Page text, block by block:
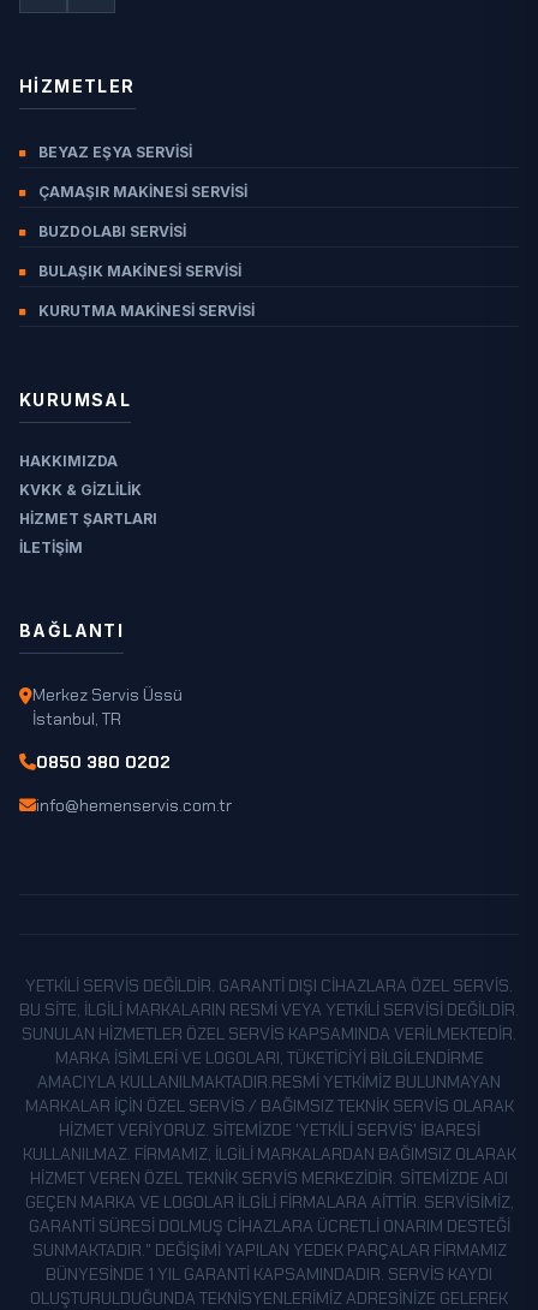
TAHTANI
YUNUSEMRE
ZIRAAT
HIZMETLER
BEYAZ EŞYA SERVISI
ÇAMAŞIR MAKINESI SERVISI
BUZDOLABI SERVISI
BULAŞIK MAKINESI SERVISI
KURUTMA MAKINESI SERVISI
KURUMSAL
HAKKIMIZDA
KVKK & GIZLILIK
HIZMET ŞARTLARI
İLETIŞIM
BAĞLANTI
Merkez Servis Üssü
İstanbul, TR
0850 380 0202
info@hemenservis.com.tr
YETKILI SERVIS DEĞILDIR. GARANTI DIŞI CIHAZLARA ÖZEL SERVIS.
BU SITE, ILGILI MARKALARIN RESMI VEYA YETKILI SERVISI DEĞILDIR.
SUNULAN HIZMETLER ÖZEL SERVIS KAPSAMINDA VERILMEKTEDIR.
MARKA ISIMLERI VE LOGOLARI, TÜKETICIYI BILGILENDIRME
AMACIYLA KULLANILMAKTADIR.RESMI YETKIMIZ BULUNMAYAN
MARKALAR IÇIN ÖZEL SERVIS / BAĞIMSIZ TEKNIK SERVIS OLARAK
HIZMET VERIYORUZ. SITEMIZDE 'YETKILI SERVIS' IBARESI
KULLANILMAZ. FIRMAMIZ, ILGILI MARKALARDAN BAĞIMSIZ OLARAK
HIZMET VEREN ÖZEL TEKNIK SERVIS MERKEZIDIR. SITEMIZDE ADI
GEÇEN MARKA VE LOGOLAR ILGILI FIRMALARA AITTIR. SERVISIMIZ,
GARANTI SÜRESI DOLMUŞ CIHAZLARA ÜCRETLI ONARIM DESTEĞI
SUNMAKTADIR." DEĞIŞIMI YAPILAN YEDEK PARÇALAR FIRMAMIZ
BÜNYESINDE 1 YIL GARANTI KAPSAMINDADIR. SERVIS KAYDI
OLUŞTURULDUĞUNDA TEKNISYENLERIMIZ ADRESINIZE GELEREK